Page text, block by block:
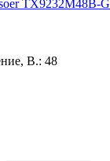
TX9232M48B-G
В.: 48